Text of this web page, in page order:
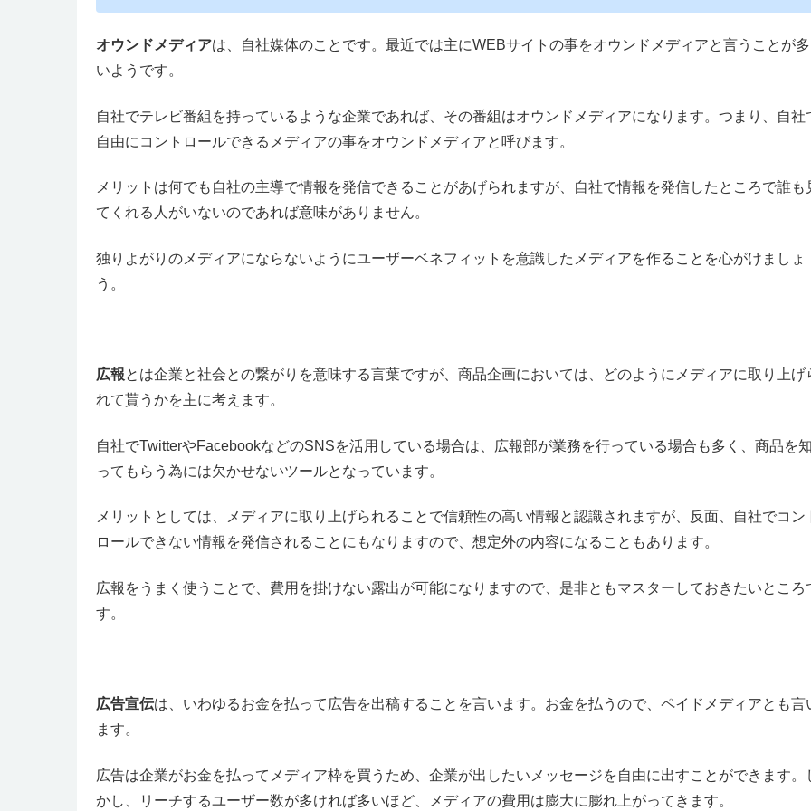
オウンドメディアは、自社媒体のことです。最近では主にWEBサイトの事をオウンドメディアと言うことが多
いようです。
自社でテレビ番組を持っているような企業であれば、その番組はオウンドメディアになります。つまり、自社
自由にコントロールできるメディアの事をオウンドメディアと呼びます。
メリットは何でも自社の主導で情報を発信できることがあげられますが、自社で情報を発信したところで誰も
てくれる人がいないのであれば意味がありません。
独りよがりのメディアにならないようにユーザーベネフィットを意識したメディアを作ることを心がけましょ
う。
広報とは企業と社会との繋がりを意味する言葉ですが、商品企画においては、どのようにメディアに取り上げ
れて貰うかを主に考えます。
自社でTwitterやFacebookなどのSNSを活用している場合は、広報部が業務を行っている場合も多く、商品を知
ってもらう為には欠かせないツールとなっています。
メリットとしては、メディアに取り上げられることで信頼性の高い情報と認識されますが、反面、自社でコン
ロールできない情報を発信されることにもなりますので、想定外の内容になることもあります。
広報をうまく使うことで、費用を掛けない露出が可能になりますので、是非ともマスターしておきたいところ
す。
広告宣伝は、いわゆるお金を払って広告を出稿することを言います。お金を払うので、ペイドメディアとも言
ます。
広告は企業がお金を払ってメディア枠を買うため、企業が出したいメッセージを自由に出すことができます。
かし、リーチするユーザー数が多ければ多いほど、メディアの費用は膨大に膨れ上がってきます。